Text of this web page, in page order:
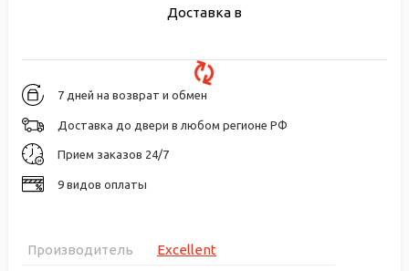
Доставка в
7 дней на возврат и обмен
Доставка до двери в любом регионе РФ
Прием заказов 24/7
9 видов оплаты
Производитель
Excellent